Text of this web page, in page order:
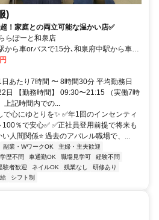
)
！家庭との両立可能な温かい店✅
らぽーと和泉店
から車orバスで15分､和泉府中駅から車で
あたり7時間 〜 8時間30分 平均勤務日
日 【勤務時間】 09:30〜21:15 （実働7時
上記時間内での...
心にゆとりを✨ ✅年1回のインセンティ
100％で安心✅ ✅正社員登用前提で将来も
人間関係⭐ 過去のアパレル職場で、...
副業・WワークOK
主婦・主夫歓迎
学歴不問 車通勤OK 職場見学可
経験不問
験者歓迎 ネイルOK 残業なし
研修あり
シフト制